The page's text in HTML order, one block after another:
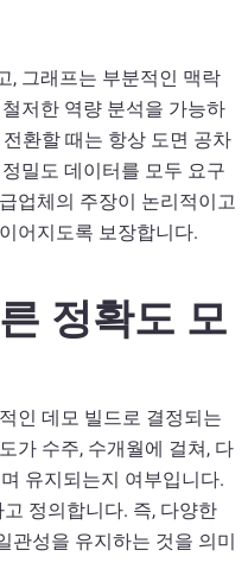
, 그래프는 부분적인 맥락
저한 역량 분석을 가능하
환할 때는 항상 도면 공차
밀도 데이터를 모두 요구
업체의 주장이 논리적이고
어지도록 보장합니다.
정확도 모
인 데모 빌드로 결정되는
가 수주, 수개월에 걸쳐, 다
유지되는지 여부입니다.
정의합니다. 즉, 다양한
관성을 유지하는 것을 의미